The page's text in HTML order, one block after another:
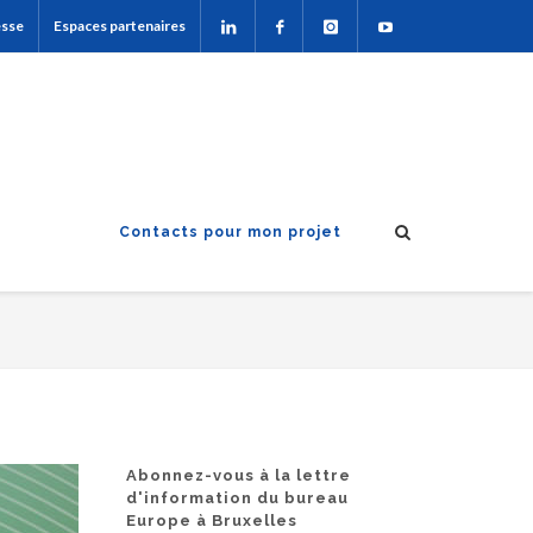
Espaces partenaires
Contacts pour mon projet
Abonnez-vous à la lettre
d'information du bureau
Europe à Bruxelles